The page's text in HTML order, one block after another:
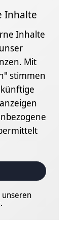
Inhalte
Inhalte
Mit
stimmen
.